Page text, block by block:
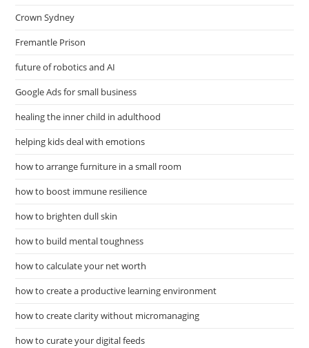
Crown Sydney
Fremantle Prison
future of robotics and AI
Google Ads for small business
healing the inner child in adulthood
helping kids deal with emotions
how to arrange furniture in a small room
how to boost immune resilience
how to brighten dull skin
how to build mental toughness
how to calculate your net worth
how to create a productive learning environment
how to create clarity without micromanaging
how to curate your digital feeds